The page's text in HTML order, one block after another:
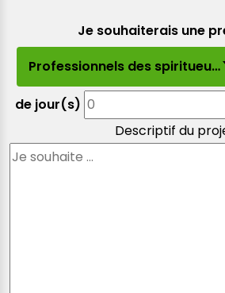
Je souhaiterais une
Professionnels des spiritueux/vin
de jour(s)
Descriptif du